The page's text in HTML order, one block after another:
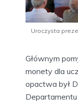
Uroczysta
Głównym
monety dla
opactwa był